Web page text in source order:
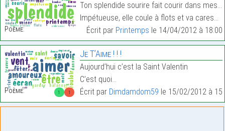
Poème:
Ton splendide sourire fait courir dans mes veines
Impétueuse, elle coule à flots et va caresser mon …
Écrit par Printemps le 14/04/2012 à 18:00
1 1
Poème:
Je T’Aime ! ! !
Aujourd’hui c’est la Saint Valentin
C’est quoi…
Écrit par Dimdamdom59 le 15/02/2012 à